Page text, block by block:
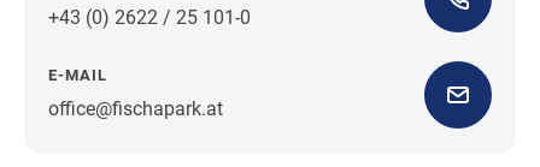
+43 (0) 2622 / 25 101-0
E-MAIL
office@fischapark.atWegbeschreibung